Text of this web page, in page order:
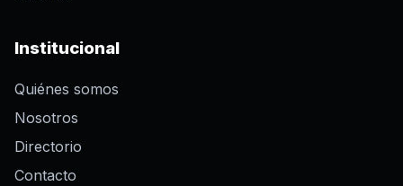
Institucional
Quiénes somos
Nosotros
Directorio
Contacto